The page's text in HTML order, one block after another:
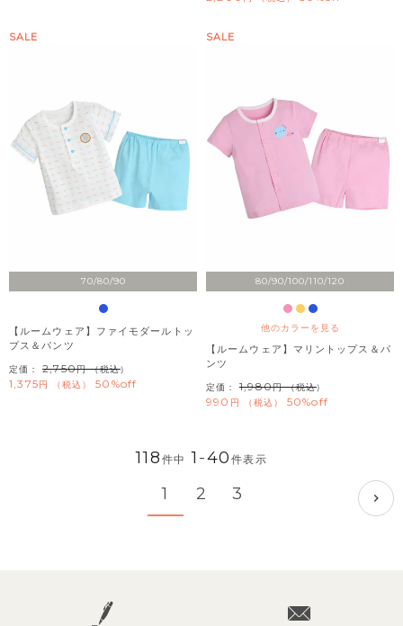
70/80/90
SALE
【ルームウェア】ファイモダールトッ
プス＆パンツ
定価： 2,750 （税込）
1,375 税込 50%off
80/90/100/110/120
他のカラーを見る
SALE
【ルームウェア】マリントップス＆パ
ンツ
定価： 1,980 （税込）
990 税込 50%off
118 件中 1 -40件表示
1 2 3